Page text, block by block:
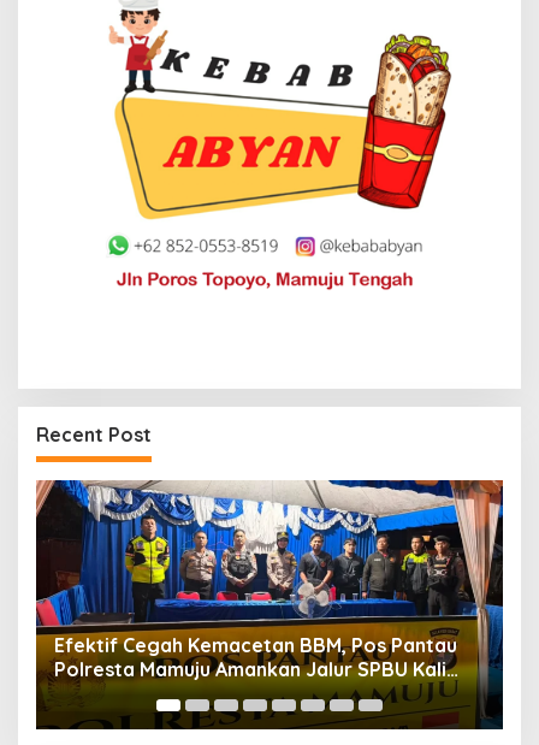
Recent Post
Pos Pantau
SPBU Kali
Maksimalkan Gizi Anak, SPPG
Menu Daging Sapi untuk 2.798